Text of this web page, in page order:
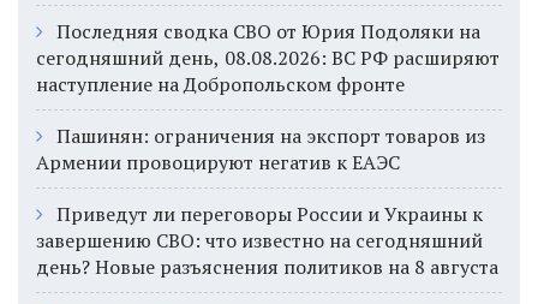
Последняя сводка СВО от Юрия Подоляки на
сегодняшний день, 08.08.2026: ВС РФ расширяют
наступление на Добропольском фронте
Пашинян: ограничения на экспорт товаров из
Армении провоцируют негатив к ЕАЭС
Приведут ли переговоры России и Украины к
завершению СВО: что известно на сегодняшний
день? Новые разъяснения политиков на 8 августа